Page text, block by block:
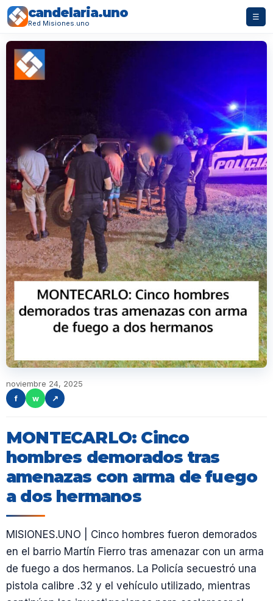
candelaria.uno
Red Misiones.uno
☰
noviembre 24, 2025
f
w ↗
MONTECARLO: Cinco
hombres demorados tras
amenazas con arma de fuego
a dos hermanos
MISIONES.UNO | Cinco hombres fueron demorados
en el barrio Martín Fierro tras amenazar con un arma
de fuego a dos hermanos. La Policía secuestró una
pistola calibre .32 y el vehículo utilizado, mientras